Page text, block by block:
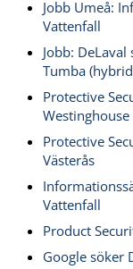
Jobb Umeå:
Vattenfall
Jobb:
Tumba
Protective
Protective
Västerås
Vattenfall
Product
Google söker